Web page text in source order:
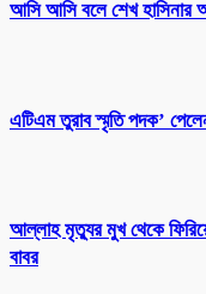
আসি আসি বলে শেখ হাসিনার
এটিএম তুরাব স্মৃতি পদক’
আল্লাহ মৃত্যুর মুখ থেকে
বাবর